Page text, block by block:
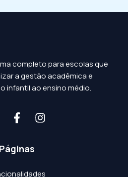
completo para escolas que
a gestão acadêmica e
infantil ao ensino médio.
Páginas